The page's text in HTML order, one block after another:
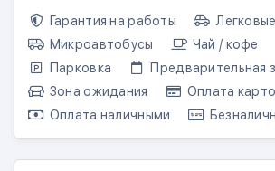
Гарантия на работы
Микроавтобусы
Чай / кофе
Парковка
Предварительная
Зона ожидания
Оплата
Оплата наличными